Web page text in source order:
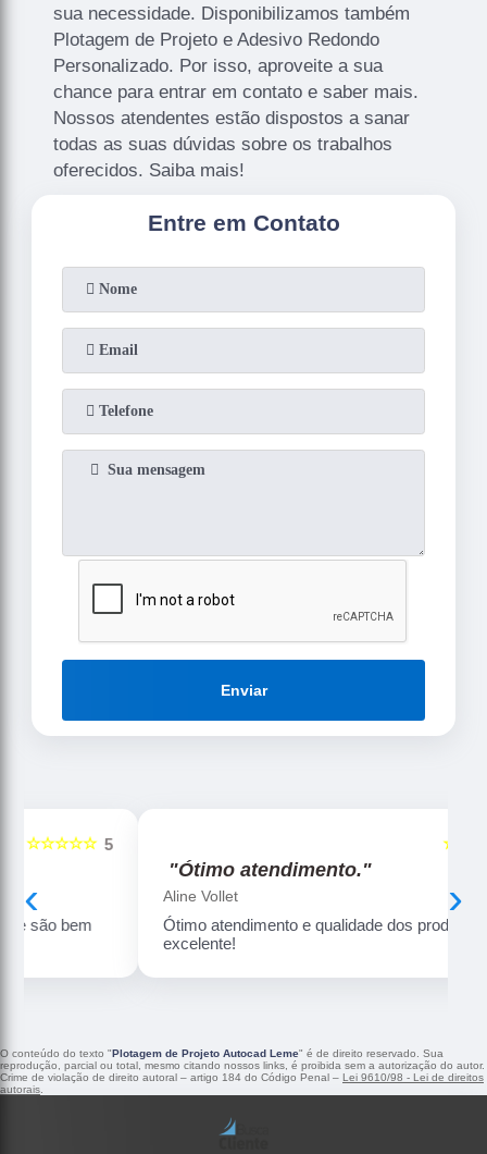
sua necessidade. Disponibilizamos também
Plotagem de Projeto e Adesivo Redondo
Personalizado. Por isso, aproveite a sua
chance para entrar em contato e saber mais.
Nossos atendentes estão dispostos a sanar
todas as suas dúvidas sobre os trabalhos
oferecidos. Saiba mais!
Entre em Contato
Enviar
"Ótimo atendimento."
Ótimo atendimento e qualidade dos produtos é
‹ ›
O conteúdo do texto "Plotagem de Projeto Autocad Leme" é de direito reservado. Sua
reprodução, parcial ou total, mesmo citando nossos links, é proibida sem a autorização do autor.
Crime de violação de direito autoral – artigo 184 do Código Penal – Lei 9610/98 - Lei de direitos
autorais